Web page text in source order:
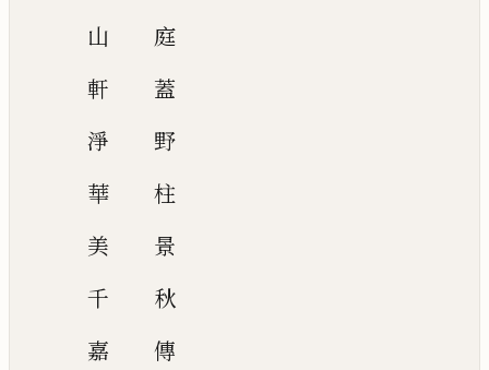
山
庭
軒
蓋
淨
野
華
柱
美
景
千
秋
嘉
傳